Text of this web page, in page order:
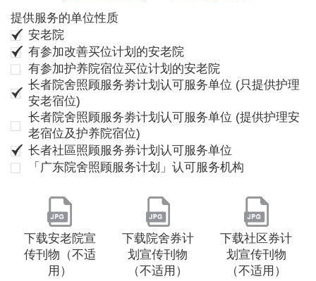
提供服务的单位性质
安老院
有参加改善买位计划的安老院
有参加护养院宿位买位计划的安老院
长者院舍照顾服务劵计划认可服务单位 (只提供护理
安老宿位)
长者院舍照顾服务劵计划认可服务单位 (提供护理安
老宿位及护养院宿位)
长者社區照顾服务券计划认可服务单位
「广东院舍照顾服务计划」认可服务机构
下载安老院宣
传刊物（不适
用）
下载院舍券计
划宣传刊物
（不适用）
下载社区券计
划宣传刊物
（不适用）